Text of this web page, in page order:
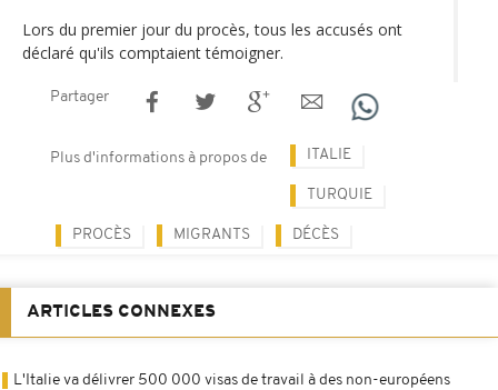
Lors du premier jour du procès, tous les accusés ont
déclaré qu'ils comptaient témoigner.
Partager
Plus d'informations à propos de ITALIE
TURQUIE
PROCÈS MIGRANTS DÉCÈS
ARTICLES CONNEXES
L'Italie va délivrer 500 000 visas de travail à des non-européens